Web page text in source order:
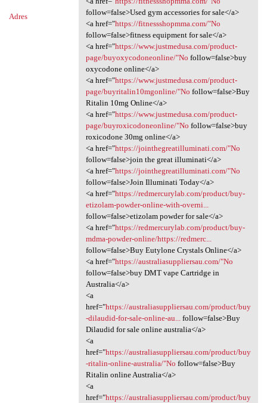
Adres
follow=false>Used gym accessories for sale</a>
<a href="https://fitnessshopmma.com/"No
follow=false>fitness equipment for sale</a>
<a href="https://www.justmedusa.com/product-
page/buyoxycodoneonline/"No follow=false>buy
oxycodone online</a>
<a href="https://www.justmedusa.com/product-
page/buyritalin10mgonline/"No follow=false>Buy
Ritalin 10mg Online</a>
<a href="https://www.justmedusa.com/product-
page/buyroxicodoneonline/"No follow=false>buy
roxicodone 30mg online</a>
<a href="https://jointhegreatilluminati.com/"No
follow=false>join the great illuminati</a>
<a href="https://jointhegreatilluminati.com/"No
follow=false>Join Illuminati Today</a>
<a href="https://redmercurylab.com/product/buy-
etizolam-powder-online-with-overni...
follow=false>etizolam powder for sale</a>
<a href="https://redmercurylab.com/product/buy-
mdma-powder-online/https://redmerc...
follow=false>Buy Eutylone Crystals Online</a>
<a href="https://australiasuppliersau.com/"No
follow=false>buy DMT vape Cartridge in
Australia</a>
<a
href="https://australiasuppliersau.com/product/buy
-dilaudid-for-sale-online-au...follow=false>Buy
Dilaudid for sale online australia</a>
<a
href="https://australiasuppliersau.com/product/buy
-ritalin-online-australia/"No follow=false>Buy
Ritalin online Australia</a>
<a
href="https://australiasuppliersau.com/product/buy